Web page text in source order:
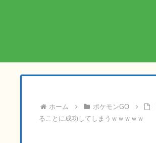
ホーム ポケモンGO
ることに成功してしまうｗｗｗｗｗ